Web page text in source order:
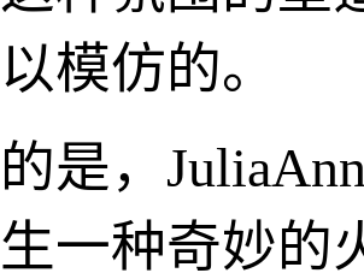
模仿的。
是，
一种奇妙的